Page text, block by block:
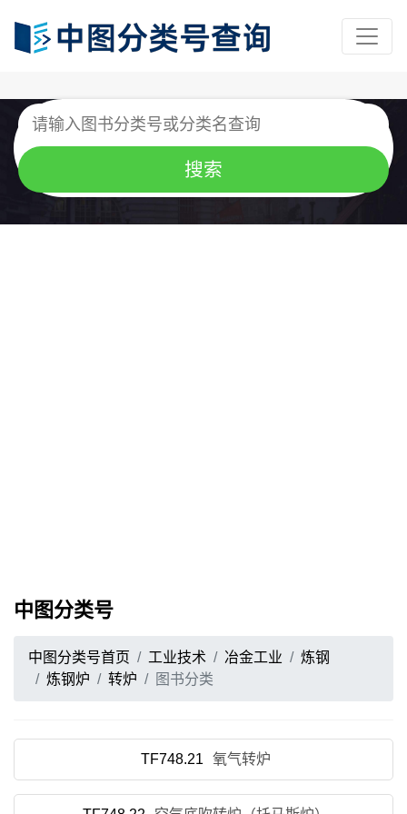
中图分类号
中图分类号首页 工业技术 冶金工业
炼钢
炼钢炉
转炉 图书分类
TF748.21 氧气转炉